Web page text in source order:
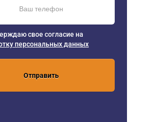
свое согласие на
персональных данных
Отправить